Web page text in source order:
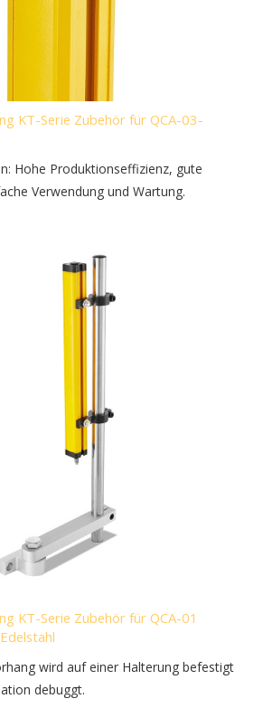
KT-Serie Zubehör für QCA-03-
Hohe Produktionseffizienz, gute
Verwendung und Wartung.
KT-Serie Zubehör für QCA-01
wird auf einer Halterung befestigt
debuggt.